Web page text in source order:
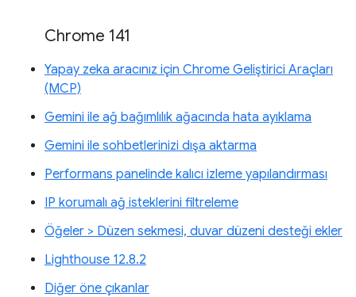
Chrome 141
Yapay zeka aracınız için Chrome Geliştirici Araçları
(MCP)
Gemini ile ağ bağımlılık ağacında hata ayıklama
Gemini ile sohbetlerinizi dışa aktarma
Performans panelinde kalıcı izleme yapılandırması
IP korumalı ağ isteklerini filtreleme
Öğeler > Düzen sekmesi, duvar düzeni desteği ekler
Lighthouse 12.8.2
Diğer öne çıkanlar